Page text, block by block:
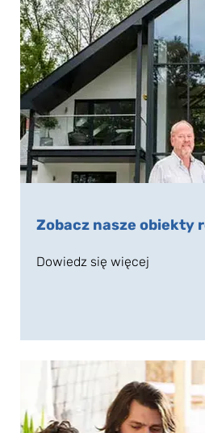
Zobacz nasze obiekty
Dowiedz się więcej